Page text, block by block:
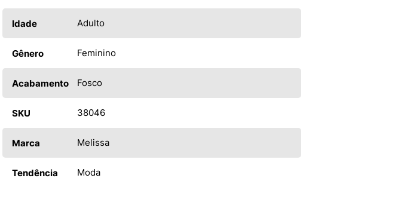
Idade Adulto
Gênero Feminino
Acabamento Fosco
SKU 38046
Marca Melissa
Tendência Moda